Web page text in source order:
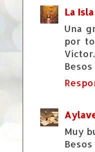
La
Una
por
Víctor.
Besos
Muy
Besos